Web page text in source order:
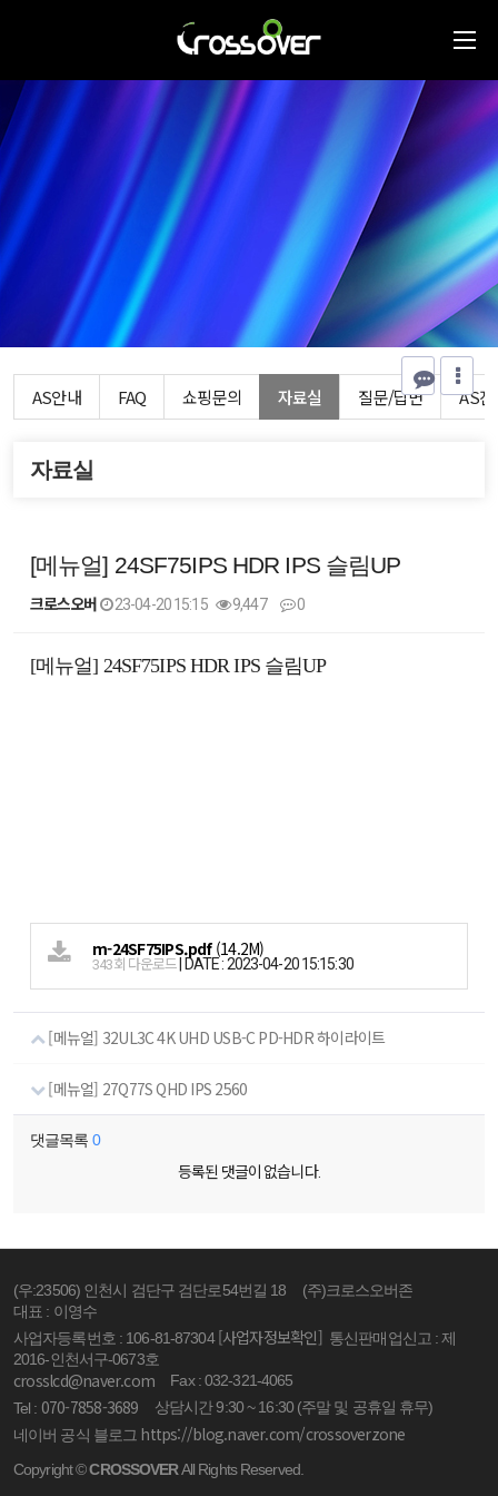
AS안내 FAQ 쇼핑문의 자료실 질문/답변 AS진
자료실
[메뉴얼] 24SF75IPS HDR IPS 슬림UP
크로스오버 23-04-20 15:15 9,447 0
본문
[메뉴얼] 24SF75IPS HDR IPS 슬림UP
m-24SF75IPS.pdf(14.2M)
343회 다운로드 DATE : 2023-04-20 15:15:30
[메뉴얼] 32UL3C 4K UHD USB-C PD-HDR 하이라이트
[메뉴얼] 27Q77S QHD IPS 2560
댓글목록 0
등록된 댓글이 없습니다.
(우:23506) 인천시 검단구 검단로54번길 18
(주)크로스오버존
대표 : 이영수
사업자등록번호 : 106-81-87304[사업자정보확인] 통신판매업신고 : 제
2016-인천서구-0673호
crosslcd@naver.com
Fax : 032-321-4065
Tel : 070-7858-3689
상담시간 9:30 ~ 16:30 (주말 및 공휴일 휴무)
네이버 공식 블로그 https://blog.naver.com/crossoverzone
Copyright ©CROSSOVERAll Rights Reserved.